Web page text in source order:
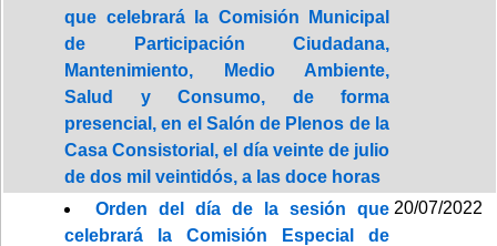
que celebrará la Comisión Municipal
de Participación Ciudadana,
Mantenimiento, Medio Ambiente,
Salud y Consumo, de forma
presencial, en el Salón de Plenos de la
Casa Consistorial, el día veinte de julio
de dos mil veintidós, a las doce horas
Orden del día de la sesión que
celebrará la Comisión Especial de
20/07/2022